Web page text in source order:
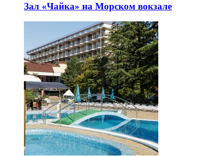
Зал «Чайка» на Морском вокзале